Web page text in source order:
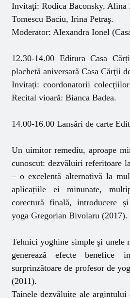
Invitaţi: Rodica Baconsky, Alina
Tomescu Baciu, Irina Petraş.
Moderator: Alexandra Ionel
12.30-14.00 Editura Casa
plachetă aniversară Casa Cărţii
Invitaţi: coordonatorii
Recital vioară: Bianca Badea.
14.00-16.00 Lansări de carte
Un uimitor remediu, aproape
cunoscut: dezvăluiri referitoare
– o excelentă alternativă la
aplicațiile ei minunate,
corectură finală, introducere
yoga Gregorian Bivolaru (2017).
Tehnici yoghine simple şi unele
generează efecte benefice
surprinzătoare de profesor de
(2011).
Tainele dezvăluite ale